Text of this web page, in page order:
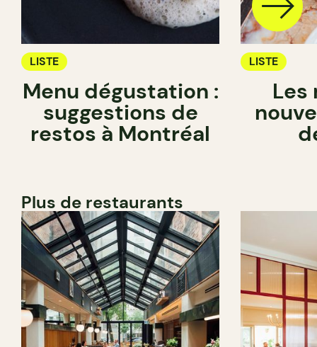
LISTE
Menu dégustation :
suggestions de
restos à Montréal
LISTE
Les
Plus de restaurants